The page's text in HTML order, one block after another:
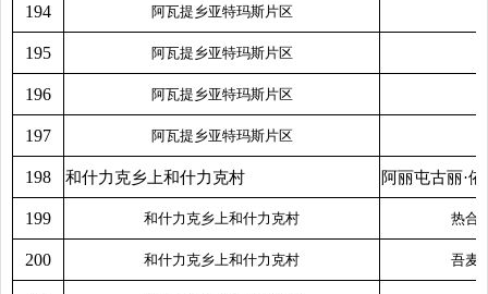
194 阿瓦提乡亚特玛斯片区
195 阿瓦提乡亚特玛斯片区
196 阿瓦提乡亚特玛斯片区
197 阿瓦提乡亚特玛斯片区
198 和什力克乡上和什力克村 阿丽屯古丽·
199 和什力克乡上和什力克村 热合
200 和什力克乡上和什力克村 吾麦